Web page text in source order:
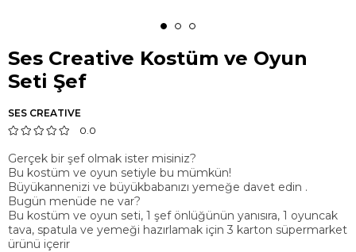
Ses Creative Kostüm ve Oyun
Seti Şef
SES CREATIVE
0.0
Gerçek bir şef olmak ister misiniz?
Bu kostüm ve oyun setiyle bu mümkün!
Büyükannenizi ve büyükbabanızı yemeğe davet edin .
Bugün menüde ne var?
Bu kostüm ve oyun seti, 1 şef önlüğünün yanısıra, 1 oyuncak
tava, spatula ve yemeği hazırlamak için 3 karton süpermarket
ürünü içerir